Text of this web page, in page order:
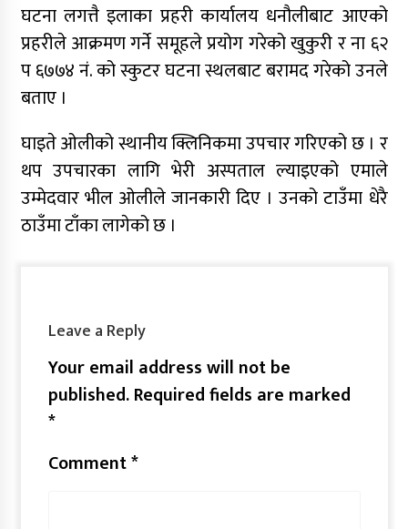
घटना लगत्तै इलाका प्रहरी कार्यालय धनौलीबाट आएको
प्रहरीले आक्रमण गर्ने समूहले प्रयोग गरेको खुकुरी र ना ६२
प ६७७४ नं. को स्कुटर घटना स्थलबाट बरामद गरेको उनले
बताए ।
घाइते ओलीको स्थानीय क्लिनिकमा उपचार गरिएको छ । र
थप उपचारका लागि भेरी अस्पताल ल्याइएको एमाले
उम्मेदवार भील ओलीले जानकारी दिए । उनको टाउँमा धेरै
ठाउँमा टाँका लागेको छ ।
Leave a Reply
Your email address will not be
published.Required fields are marked
*
Comment*